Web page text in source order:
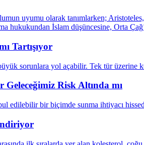
Tartışıyor
Risk Altında mı